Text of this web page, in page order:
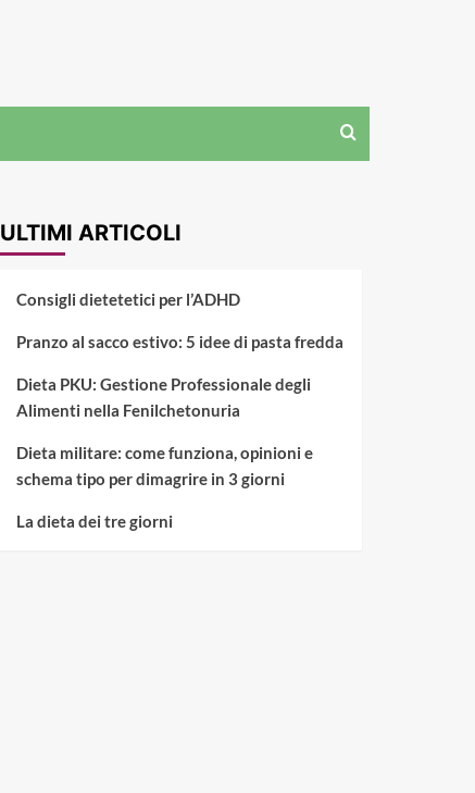
ULTIMI ARTICOLI
Consigli dietetetici per l’ADHD
Pranzo al sacco estivo: 5 idee di pasta fredda
Dieta PKU: Gestione Professionale degli
Alimenti nella Fenilchetonuria
Dieta militare: come funziona, opinioni e
schema tipo per dimagrire in 3 giorni
La dieta dei tre giorni